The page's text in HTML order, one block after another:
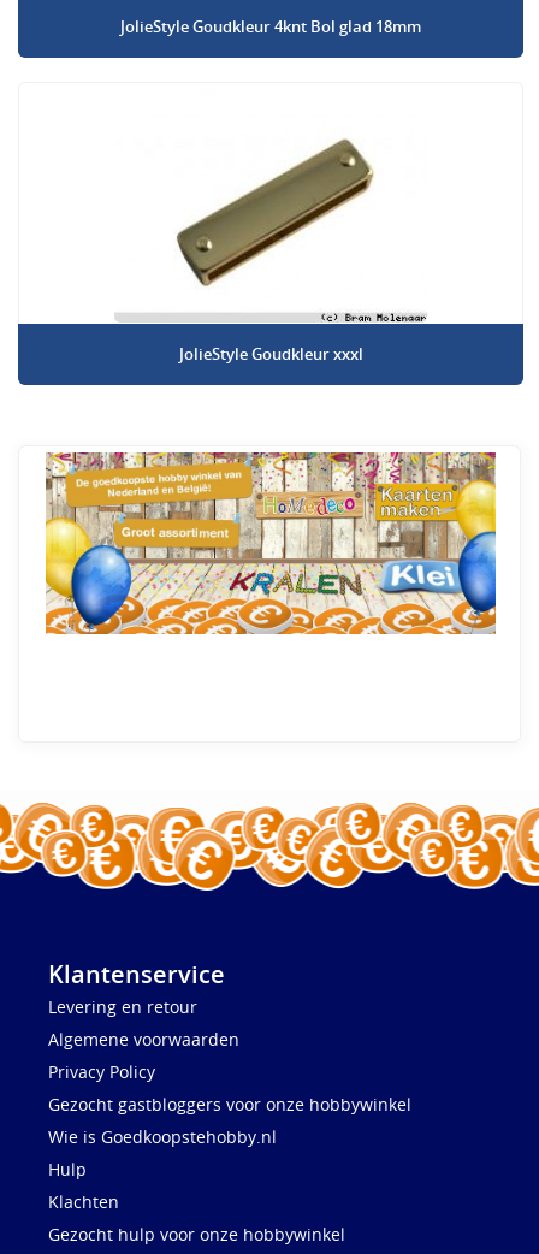
JolieStyle Goudkleur 4knt Bol glad 18mm
JolieStyle Goudkleur xxxl
Klantenservice
Levering en retour
Algemene voorwaarden
Privacy Policy
Gezocht gastbloggers voor onze hobbywinkel
Wie is Goedkoopstehobby.nl
Hulp
Klachten
Gezocht hulp voor onze hobbywinkel